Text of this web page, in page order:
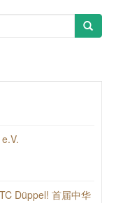
Düppel! 首届中华